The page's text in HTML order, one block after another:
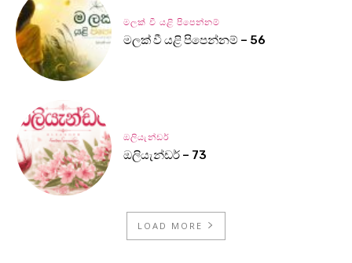
මලක් වී යළි පිපෙන්නම්
මලක් වී යළි පිපෙන්නම් – 56
ඔලියැන්ඩර්
ඔලියැන්ඩර් – 73
LOAD MORE